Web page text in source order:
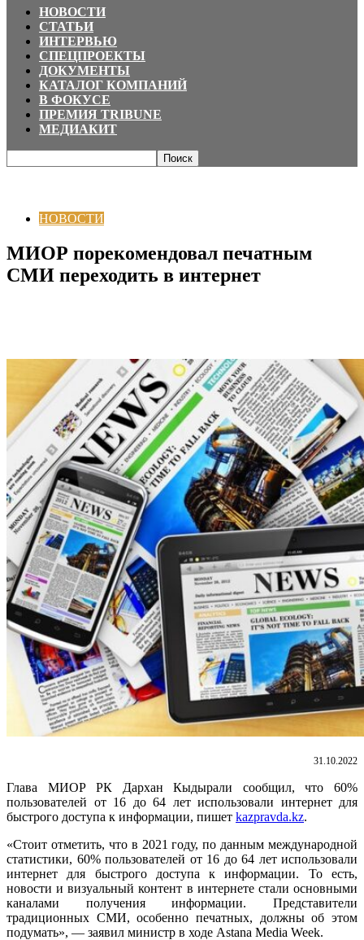
НОВОСТИ
СТАТЬИ
ИНТЕРВЬЮ
СПЕЦПРОЕКТЫ
ДОКУМЕНТЫ
КАТАЛОГ КОМПАНИЙ
В ФОКУСЕ
ПРЕМИЯ TRIBUNE
МЕДИАКИТ
НОВОСТИ
МИОР порекомендовал печатным
СМИ переходить в интернет
31.10.2022
Глава МИОР РК Дархан Кыдырали сообщил, что 60%
пользователей от 16 до 64 лет использовали интернет для
быстрого доступа к информации, пишет kаzpravda.kz.
«Стоит отметить, что в 2021 году, по данным международной
статистики, 60% пользователей от 16 до 64 лет использовали
интернет для быстрого доступа к информации. То есть,
новости и визуальный контент в интернете стали основными
каналами получения информации. Представители
традиционных СМИ, особенно печатных, должны об этом
подумать», — заявил министр в ходе Astana Media Week.